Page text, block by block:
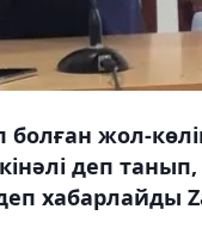
болған жол-
деп
хабарлайды